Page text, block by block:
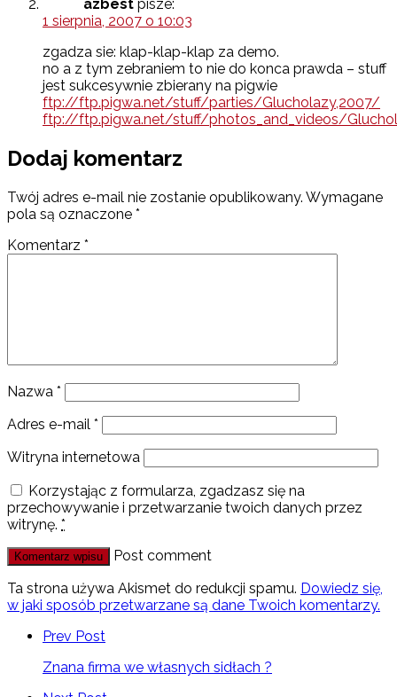
azbest pisze:
1 sierpnia, 2007 o 10:03
zgadza sie: klap-klap-klap za demo.
no a z tym zebraniem to nie do konca prawda – stuff
jest sukcesywnie zbierany na pigwie
ftp://ftp.pigwa.net/stuff/parties/Glucholazy,2007/
ftp://ftp.pigwa.net/stuff/photos_and_videos/
Dodaj komentarz
Twój adres e-mail nie zostanie opublikowany. Wymagane
pola są oznaczone *
Komentarz *
Nazwa *
Adres e-mail *
Witryna internetowa
Korzystając z formularza, zgadzasz się na
przechowywanie i przetwarzanie twoich danych przez
witrynę. *
Post comment
Ta strona używa Akismet do redukcji spamu. Dowiedz się,
w jaki sposób przetwarzane są dane Twoich komentarzy.
Prev Post
Znana firma we własnych sidłach ?